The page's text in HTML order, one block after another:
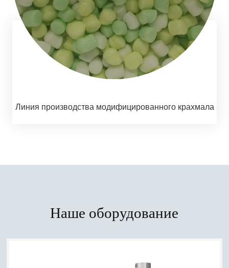
Линия производства модифицированного крахмала
Наше оборудование